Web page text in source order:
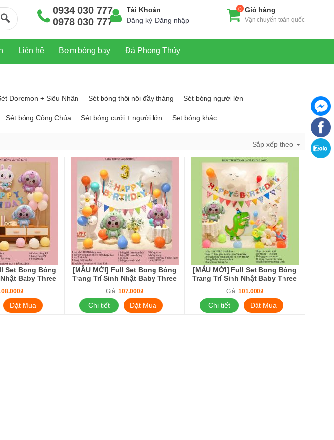
0934 030 777
0978 030 777
Tài Khoản
Đăng ký Đăng nhập
Giỏ hàng
0
Vận chuyển toàn quốc
Liên hệ Bơm bóng bay Đá Phong Thủy
Doremon + Siêu Nhân Sét bóng thôi nôi đầy tháng Sét bóng người lớn
Sét bóng Công Chúa Sét bóng cưới + người lớn Set bóng khác
Sắp xếp theo
Set Bong Bóng
Baby Three
Kiện Decor
ThỏĐặt Mua
[MẪU MỚI] Full Set Bong Bóng
Trang Trí Sinh Nhật Baby Three
Thỏ Cho Bé Phụ Kiện Decor
Giá: 107.000₫
Chi tiết Đặt Mua
[MẪU MỚI] Full Set Bong Bóng
Trang Trí Sinh Nhật Baby Three
Thỏ Cho Bé Phụ Kiện Decor
K.Long
Giá: 101.000₫
Chi tiết Đặt Mua